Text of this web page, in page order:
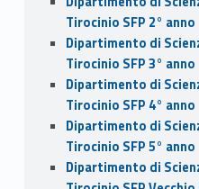
Tirocinio SFP 2° anno
Dipartimento di
Tirocinio SFP 3° anno
Dipartimento di
Tirocinio SFP 4° anno
Dipartimento di
Tirocinio SFP 5° anno
Dipartimento di